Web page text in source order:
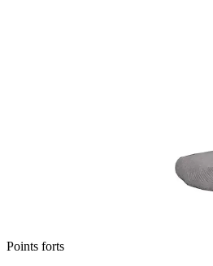
Points forts